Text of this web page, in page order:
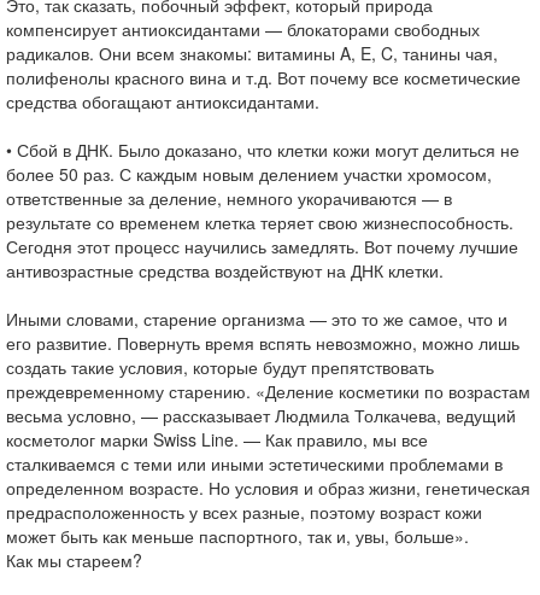
Это, так сказать, побочный эффект, который природа
компенсирует антиоксидантами — блокаторами свободных
радикалов. Они всем знакомы: витамины A, E, C, танины чая,
полифенолы красного вина и т.д. Вот почему все косметические
средства обогащают антиоксидантами.
• Сбой в ДНК. Было доказано, что клетки кожи могут делиться не
более 50 раз. С каждым новым делением участки хромосом,
ответственные за деление, немного укорачиваются — в
результате со временем клетка теряет свою жизнеспособность.
Сегодня этот процесс научились замедлять. Вот почему лучшие
антивозрастные средства воздействуют на ДНК клетки.
Иными словами, старение организма — это то же самое, что и
его развитие. Повернуть время вспять невозможно, можно лишь
создать такие условия, которые будут препятствовать
преждевременному старению. «Деление косметики по возрастам
весьма условно, — рассказывает Людмила Толкачева, ведущий
косметолог марки Swiss Line. — Как правило, мы все
сталкиваемся с теми или иными эстетическими проблемами в
определенном возрасте. Но условия и образ жизни, генетическая
предрасположенность у всех разные, поэтому возраст кожи
может быть как меньше паспортного, так и, увы, больше».
Как мы стареем?